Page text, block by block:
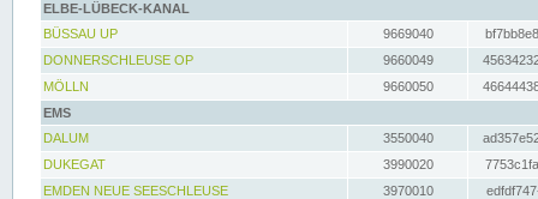
ELBE-LÜBECK-KANAL
BÜSSAU UP
9669040
DONNERSCHLEUSE OP
9660049
MÖLLN
9660050
EMS
DALUM
3550040
DUKEGAT
3990020
EMDEN NEUE SEESCHLEUSE
3970010